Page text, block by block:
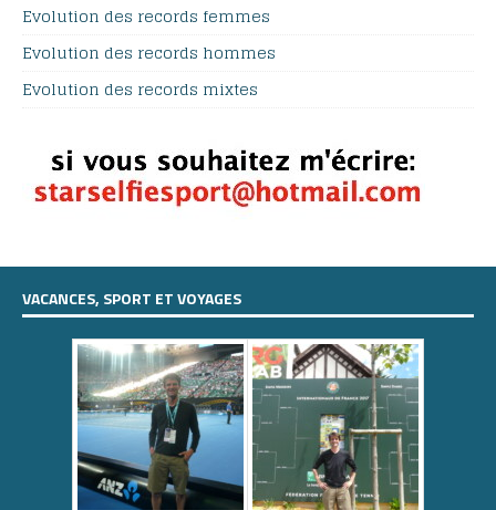
Evolution des records femmes
Evolution des records hommes
Evolution des records mixtes
VACANCES, SPORT ET VOYAGES